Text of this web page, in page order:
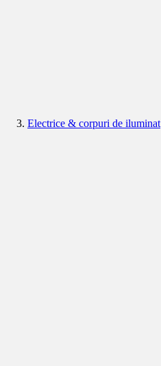
Electrice & corpuri de iluminat